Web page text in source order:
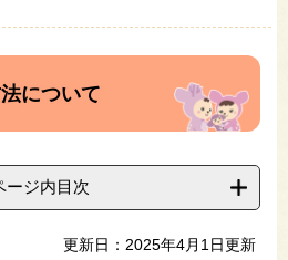
について
ージ内目次
更新日：2025年4月1日更新